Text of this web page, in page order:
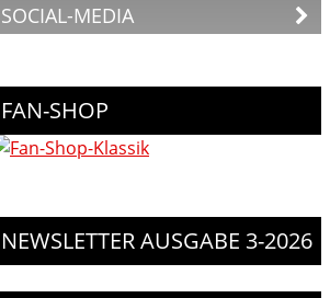
SOCIAL-MEDIA
FAN-SHOP
NEWSLETTER AUSGABE 3-2026